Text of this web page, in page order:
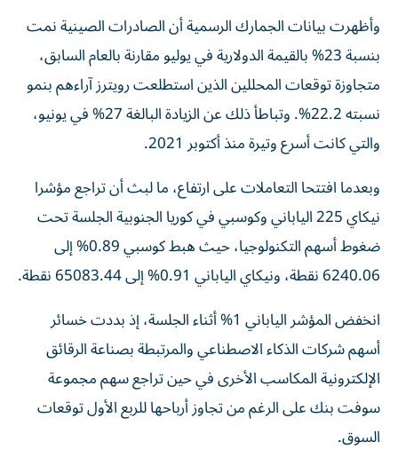
وأظهرت بيانات الجمارك الرسمية أن الصادرات الصينية نمت
بنسبة 23% بالقيمة الدولارية في يوليو مقارنة بالعام السابق،
متجاوزة توقعات المحللين الذين استطلعت رويترز آراءهم بنمو
نسبته 22.2%. وتباطأ ذلك عن الزيادة البالغة 27% في يونيو،
والتي كانت أسرع وتيرة منذ أكتوبر 2021.
وبعدما افتتحا التعاملات على ارتفاع، ما لبث أن تراجع مؤشرا
نيكاي 225 الياباني وكوسبي في كوريا الجنوبية الجلسة تحت
ضغوط أسهم التكنولوجيا، حيث هبط كوسبي 0.89% إلى
6240.06 نقطة، ونيكاي الياباني 0.91% إلى 65083.44 نقطة.
انخفض المؤشر الياباني 1% أثناء الجلسة، إذ بددت خسائر
أسهم شركات الذكاء الاصطناعي ‌والمرتبطة بصناعة الرقائق
الإلكترونية المكاسب الأخرى في حين تراجع ​سهم مجموعة
⁠سوفت بنك على الرغم من تجاوز ‌أرباحها للربع الأول توقعات
‌السوق.